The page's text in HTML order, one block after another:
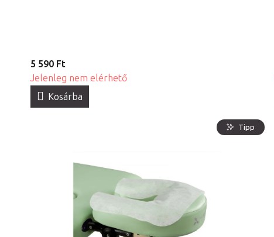
5 590 Ft
Jelenleg nem elérhető
Kosárba
Tipp